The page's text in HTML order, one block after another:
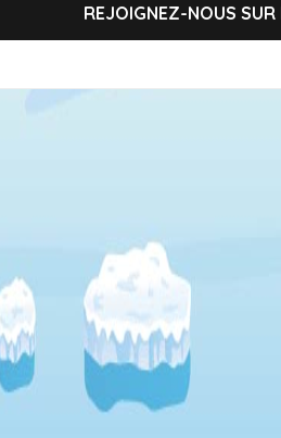
REJOIGNEZ-NOUS SUR